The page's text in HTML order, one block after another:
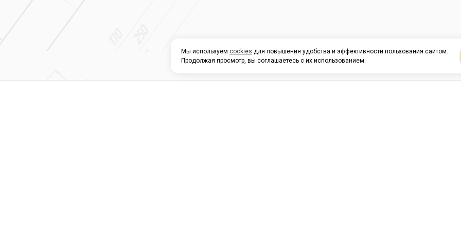
Мы используем cookies для повышения удобства и эффективности пользования сайтом.
Продолжая просмотр, вы соглашаетесь с их использованием.